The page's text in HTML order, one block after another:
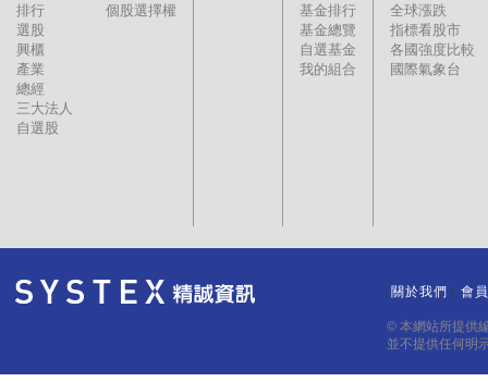
排行
選股
興櫃
產業
總經
三大法人
自選股
個股選擇權
基金排行
基金總覽
自選基金
我的組合
全球漲跌
指標看股市
各國強度比較
國際氣象台
關於我們 會
© 本網站所提供
並不提供任何明